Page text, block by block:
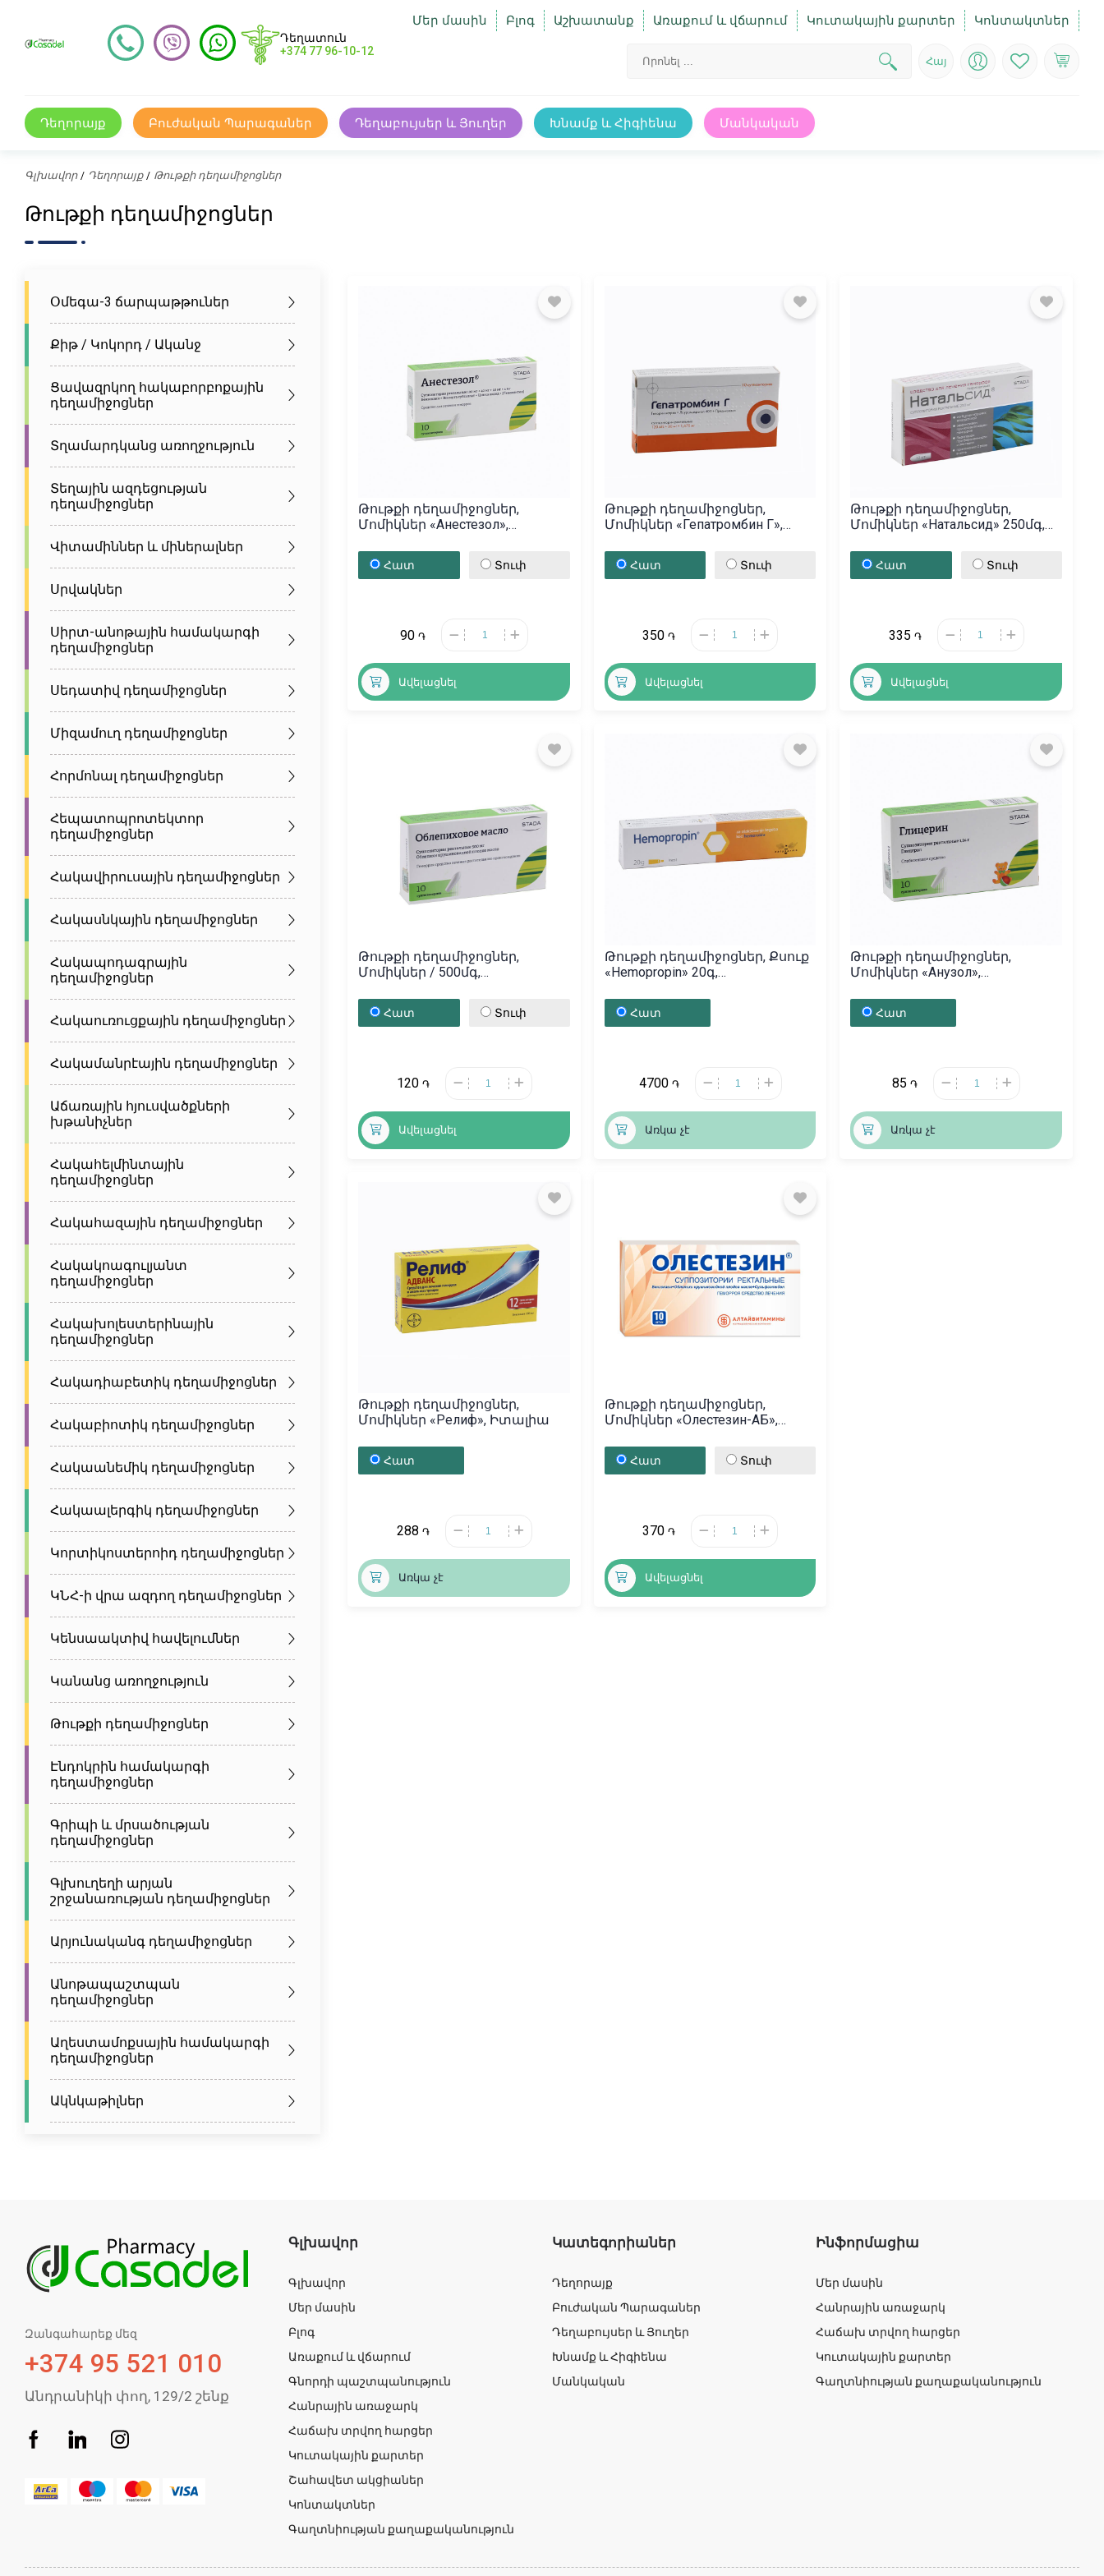
Դեղատուն
+374 77 96-10-12
Մեր մասին Բլոգ Աշխատանք Առաքում և վճարում Կուտակային քարտեր Կոնտակտներ
Հայ
Դեղորայք Բուժական Պարագաներ Դեղաբույսեր և Յուղեր Խնամք և Հիգիենա Մանկական
Գլխավոր Դեղորայք Թութքի դեղամիջոցներ
Թութքի դեղամիջոցներ
Օմեգա-3 ճարպաթթուներ
Քիթ / Կոկորդ / Ականջ
Ցավազրկող հակաբորբոքային
դեղամիջոցներ
Տղամարդկանց առողջություն
Տեղային ազդեցության
դեղամիջոցներ
Վիտամիններ և միներալներ
Սրվակներ
Սիրտ-անոթային համակարգի
դեղամիջոցներ
Սեդատիվ դեղամիջոցներ
Միզամուղ դեղամիջոցներ
Հորմոնալ դեղամիջոցներ
Հեպատոպրոտեկտոր
դեղամիջոցներ
Հակավիրուսային դեղամիջոցներ
Հակասնկային դեղամիջոցներ
Հակապոդագրային
դեղամիջոցներ
Հակաուռուցքային դեղամիջոցներ
Հակամանրէային դեղամիջոցներ
Աճառային հյուսվածքների
խթանիչներ
Հակահելմինտային
դեղամիջոցներ
Հակահազային դեղամիջոցներ
Հակակոագուլյանտ
դեղամիջոցներ
Հակախոլեստերինային
դեղամիջոցներ
Հակադիաբետիկ դեղամիջոցներ
Հակաբիոտիկ դեղամիջոցներ
Հակաանեմիկ դեղամիջոցներ
Հակաալերգիկ դեղամիջոցներ
Կորտիկոստերոիդ դեղամիջոցներ
ԿՆՀ-ի վրա ազդող դեղամիջոցներ
Կենսաակտիվ հավելումներ
Կանանց առողջություն
Թութքի դեղամիջոցներ
Էնդոկրին համակարգի
դեղամիջոցներ
Գրիպի և մրսածության
դեղամիջոցներ
Գլխուղեղի արյան
շրջանառության դեղամիջոցներ
Արյունականգ դեղամիջոցներ
Անոթապաշտպան
դեղամիջոցներ
Աղեստամոքսային համակարգի
դեղամիջոցներ
Ակնկաթիլներ
Թութքի դեղամիջոցներ,
Մոմիկներ «Анестезол»,
Հատ Տուփ
90 ֏
Ավելացնել
Թութքի դեղամիջոցներ,
Մոմիկներ «Гепатромбин Г»,
Հատ Տուփ
350֏
Ավելացնել
Թութքի դեղամիջոցներ,
Մոմիկներ «Натальсид» 250մգ,
Հատ Տուփ
335 ֏
Ավելացնել
Թութքի դեղամիջոցներ,
Մոմիկներ / 500մգ,
Հատ Տուփ
120 ֏
Ավելացնել
Թութքի դեղամիջոցներ, Քսուք
«Hemopropin» 20գ,
Հատ
4700 ֏
Առկա չէ
Թութքի դեղամիջոցներ,
Մոմիկներ «Анузол»,
Հատ
85֏
Առկա չէ
Թութքի դեղամիջոցներ,
Մոմիկներ «Релиф», Իտալիա
Հատ
288 ֏
Առկա չէ
Թութքի դեղամիջոցներ,
Մոմիկներ «Олестезин-АБ»,
Հատ Տուփ
370֏
Ավելացնել
Զանգահարեք մեզ
+374 95 521 010
Անդրանիկի փող, 129/2 շենք
Գլխավոր
Գլխավոր
Մեր մասին
Բլոգ
Առաքում և վճարում
Գնորդի պաշտպանություն
Հանրային առաջարկ
Հաճախ տրվող հարցեր
Կուտակային քարտեր
Շահավետ ակցիաներ
Կոնտակտներ
Գաղտնիության քաղաքականություն
Կատեգորիաներ
Դեղորայք
Բուժական Պարագաներ
Դեղաբույսեր և Յուղեր
Խնամք և Հիգիենա
Մանկական
Ինֆորմացիա
Մեր մասին
Հանրային առաջարկ
Հաճախ տրվող հարցեր
Կուտակային քարտեր
Գաղտնիության քաղաքականություն